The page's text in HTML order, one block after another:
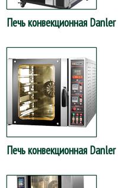
Печь конвекционная
Печь конвекционная Danler